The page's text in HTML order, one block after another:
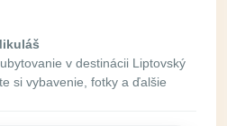
v destinácii Liptovský
si vybavenie, fotky a ďalšie